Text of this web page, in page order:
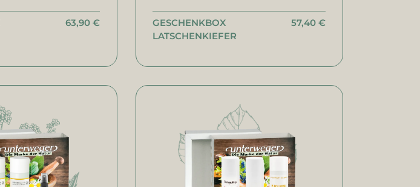
63,90 €
GESCHENKBOX
LATSCHENKIEFER
57,40 €